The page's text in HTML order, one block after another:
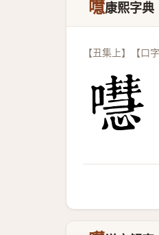
嚖康熙字典
【丑集上】【口